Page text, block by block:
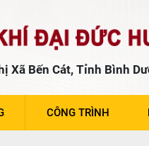
Xã Bến Cát, Tỉnh Bình
CÔNG TRÌNH